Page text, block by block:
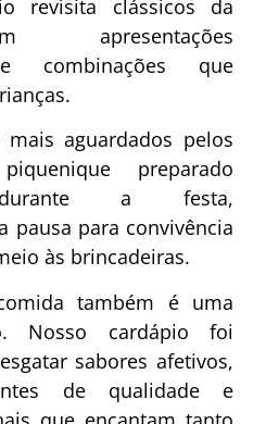
revisita clássicos da
apresentações
e combinações que
aguardados pelos
preparado
durante a festa,
pausa para convivência
às brincadeiras.
também é uma
Nosso cardápio foi
sabores afetivos,
de qualidade e